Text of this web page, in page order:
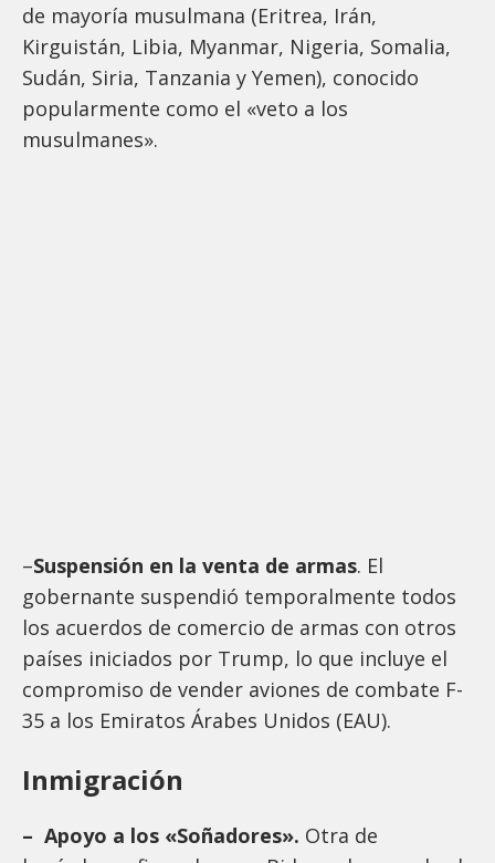
de mayoría musulmana (Eritrea, Irán,
Kirguistán, Libia, Myanmar, Nigeria, Somalia,
Sudán, Siria, Tanzania y Yemen), conocido
popularmente como el «veto a los
musulmanes».
–Suspensión en la venta de armas. El
gobernante suspendió temporalmente todos
los acuerdos de comercio de armas con otros
países iniciados por Trump, lo que incluye el
compromiso de vender aviones de combate F-
35 a los Emiratos Árabes Unidos (EAU).
Inmigración
– Apoyo a los «Soñadores». Otra de